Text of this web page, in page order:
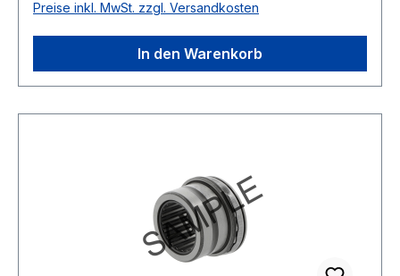
einseitig wirkend Schmierung für Fettschmierung
Preise inkl. MwSt. zzgl. Versandkosten
In den Warenkorb